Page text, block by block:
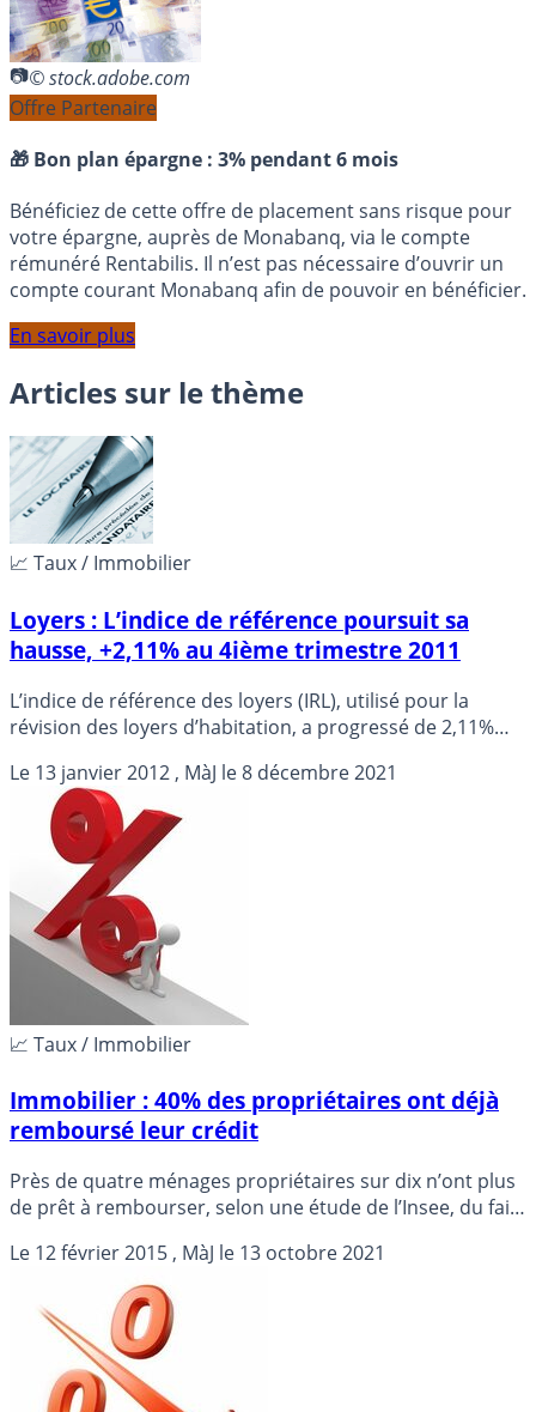
© stock.adobe.com
Offre Partenaire
🎁 Bon plan épargne : 3% pendant 6 mois
Bénéficiez de cette offre de placement sans risque pour
votre épargne, auprès de Monabanq, via le compte
rémunéré Rentabilis. Il n’est pas nécessaire d’ouvrir un
compte courant Monabanq afin de pouvoir en bénéficier.
En savoir plus
Articles sur le thème
📈 Taux / Immobilier
Loyers : L’indice de référence poursuit sa
hausse, +2,11% au 4ième trimestre 2011
L’indice de référence des loyers (IRL), utilisé pour la
révision des loyers d’habitation, a progressé de 2,11%
hausse depuis 2009.
Le 13 janvier 2012 , MàJ le8 décembre 2021
📈 Taux / Immobilier
Immobilier : 40% des propriétaires ont déjà
remboursé leur crédit
Près de quatre ménages propriétaires sur dix n’ont plus
de prêt à rembourser, selon une étude de l’Insee, du fait
au sein des ménages en France reste stable depuis 2010.
Le 12 février 2015 , MàJ le 13 octobre 2021